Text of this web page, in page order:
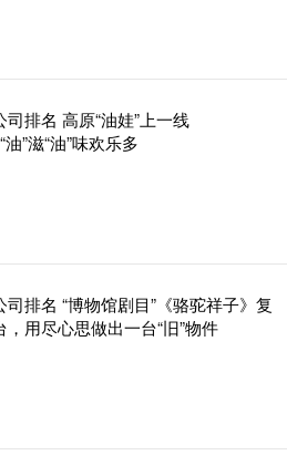
司排名 高原“油娃”上一线
油”滋“油”味欢乐多
司排名 “博物馆剧目”《骆驼祥子》复
，用尽心思做出一台“旧”物件